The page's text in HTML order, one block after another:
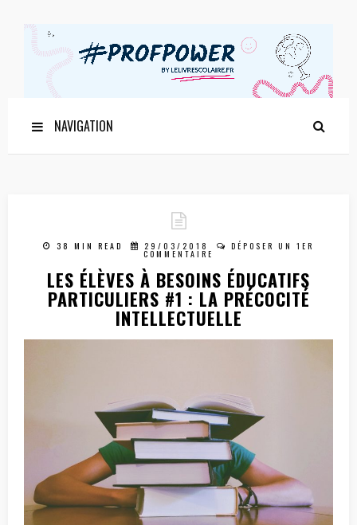
NAVIGATION
38 MIN READ 29/03/2018 DÉPOSER UN 1ER
COMMENTAIRE
LES ÉLÈVES À BESOINS ÉDUCATIFS
PARTICULIERS #1 : LA PRÉCOCITÉ
INTELLECTUELLE